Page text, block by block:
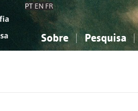
PT EN FR
Sobre Pesquisa